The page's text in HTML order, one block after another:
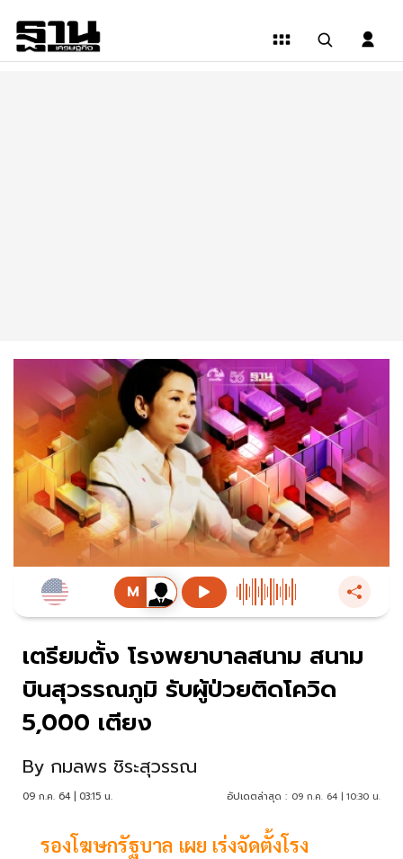
เตรียมตั้ง โรงพยาบาลสนาม สนาม
บินสุวรรณภูมิ รับผู้ป่วยติดโควิด
5,000 เตียง
By กมลพร ชิระสุวรรณ
09 ก.ค. 64 | 03:15 น. อัปเดตล่าสุด : 09 ก.ค. 64 | 10:30 น.
รองโฆษกรัฐบาล เผย เร่งจัดตั้งโรง